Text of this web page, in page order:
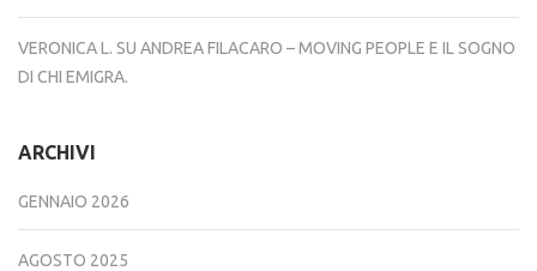
VERONICA L. SU ANDREA FILACARO – MOVING PEOPLE E IL SOGNO
DI CHI EMIGRA.
ARCHIVI
GENNAIO 2026
AGOSTO 2025